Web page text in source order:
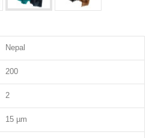
Nepal
200
2
15 µm